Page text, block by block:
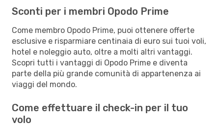
Sconti per i membri Opodo Prime
Come membro Opodo Prime, puoi ottenere offerte
esclusive e risparmiare centinaia di euro sui tuoi voli,
hotel e noleggio auto, oltre a molti altri vantaggi.
Scopri tutti i vantaggi di Opodo Prime e diventa
parte della più grande comunità di appartenenza ai
viaggi del mondo.
Come effettuare il check-in per il tuo
volo